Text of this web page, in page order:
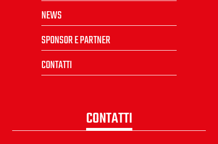
NEWS
SPONSOR E PARTNER
CONTATTI
CONTATTI